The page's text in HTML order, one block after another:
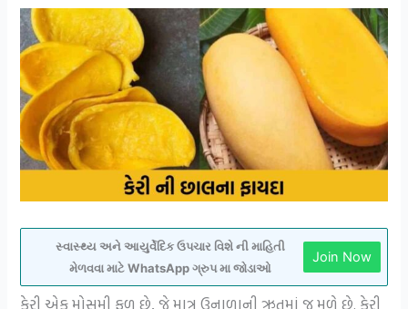
સ્વાસ્થ્ય અને આયુર્વેદિક ઉપચાર વિશે ની માહિતી
મેળવવા માટે WhatsApp ગ્રુપ મા જોડાઓ
Join Now
કેરી એક મોસમી ફળ છે, જે માત્ર ઉનાળાની ઋતુમાં જ મળે છે. કેરી